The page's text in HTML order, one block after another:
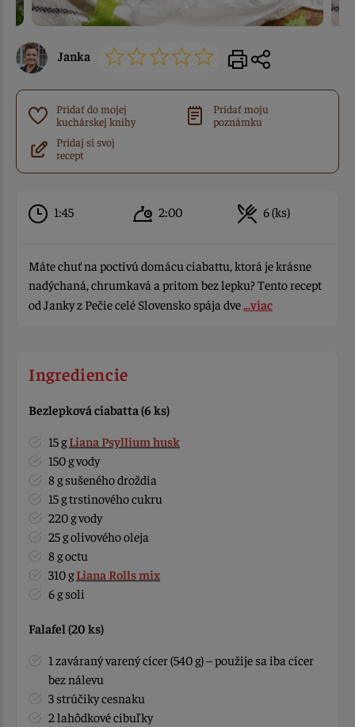
Janka
Pridať do mojej
kuchárskej knihy
Pridať moju
poznámku
Pridaj si svoj
recept
1:45 2:00 6 (ks)
Máte chuť na poctivú domácu ciabattu, ktorá je krásne
nadýchaná, chrumkavá a pritom bez lepku? Tento recept
od Janky z Pečie celé Slovensko spája dve...viac
Ingrediencie
Bezlepková ciabatta (6 ks)
15 gLiana Psyllium husk
150 g vody
8 g sušeného droždia
15 g trstinového cukru
220 g vody
25 g olivového oleja
8 g octu
310 gLiana Rolls mix
6 g soli
Falafel (20 ks)
1 zaváraný varený cícer (540 g) – použije sa iba cícer
bez nálevu
3 strúčiky cesnaku
2 lahôdkové cibuľky